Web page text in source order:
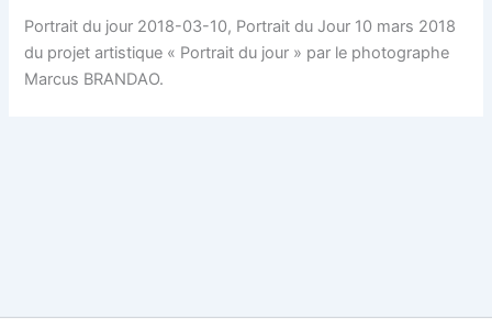
Portrait du jour 2018-03-10, Portrait du Jour 10 mars 2018
du projet artistique « Portrait du jour » par le photographe
Marcus BRANDAO.